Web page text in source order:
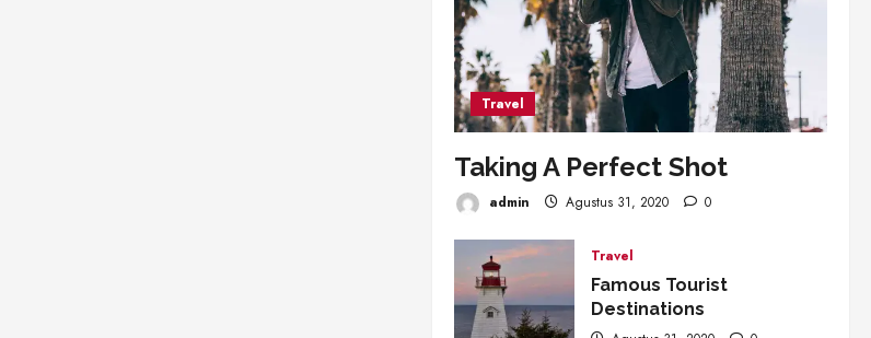
Travel
Taking A Perfect Shot
admin Agustus 31, 2020 0
Travel
Famous Tourist
Destinations